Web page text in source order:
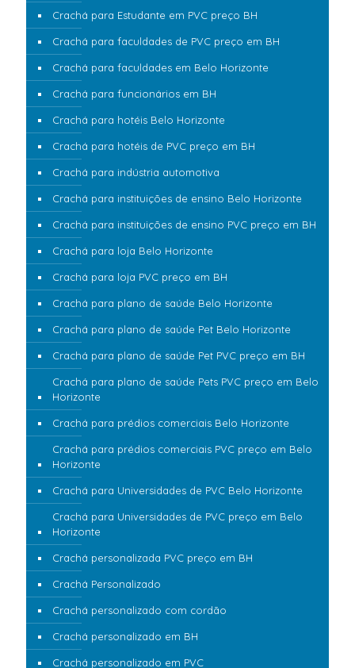
Crachá para Estudante em PVC preço BH
Crachá para faculdades de PVC preço em BH
Crachá para faculdades em Belo Horizonte
Crachá para funcionários em BH
Crachá para hotéis Belo Horizonte
Crachá para hotéis de PVC preço em BH
Crachá para indústria automotiva
Crachá para instituições de ensino Belo Horizonte
Crachá para instituições de ensino PVC preço em BH
Crachá para loja Belo Horizonte
Crachá para loja PVC preço em BH
Crachá para plano de saúde Belo Horizonte
Crachá para plano de saúde Pet Belo Horizonte
Crachá para plano de saúde Pet PVC preço em BH
Crachá para plano de saúde Pets PVC preço em Belo
Horizonte
Crachá para prédios comerciais Belo Horizonte
Crachá para prédios comerciais PVC preço em Belo
Horizonte
Crachá para Universidades de PVC Belo Horizonte
Crachá para Universidades de PVC preço em Belo
Horizonte
Crachá personalizada PVC preço em BH
Crachá Personalizado
Crachá personalizado com cordão
Crachá personalizado em BH
Crachá personalizado em PVC